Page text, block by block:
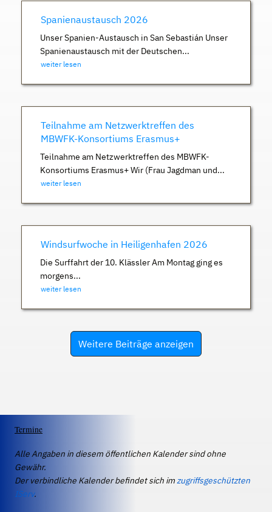
Spanienaustausch 2026
Unser Spanien-Austausch in San Sebastián Unser
Spanienaustausch mit der Deutschen...
weiter lesen
Teilnahme am Netzwerktreffen des
MBWFK-Konsortiums Erasmus+
Teilnahme am Netzwerktreffen des MBWFK-
Konsortiums Erasmus+ Wir (Frau Jagdman und...
weiter lesen
Windsurfwoche in Heiligenhafen 2026
Die Surffahrt der 10. Klässler Am Montag ging es
morgens...
weiter lesen
Weitere Beiträge anzeigen
Termine
Alle Angaben in diesem öffentlichen Kalender sind ohne
Gewähr.
Der verbindliche Kalender befindet sich imzugriffsgeschützten
IServ.